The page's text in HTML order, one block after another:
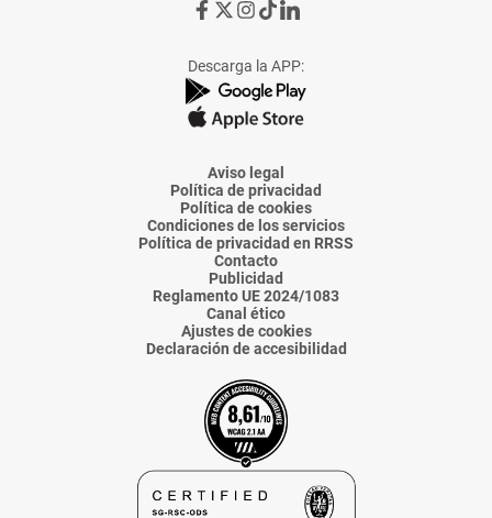
Ir
de
La
Voz
Almería
Ir
de
La
Voz
Almería
Ir
de
La
Voz
Almería
Ir
de
La
Voz
Almería
Ir
de
La
Voz
Descarga la APP:
Aviso legal
Política de privacidad
Política de cookies
Condiciones de los servicios
Política de privacidad en RRSS
Contacto
Publicidad
Reglamento UE 2024/1083
Canal ético
Ajustes de cookies
Declaración de accesibilidad